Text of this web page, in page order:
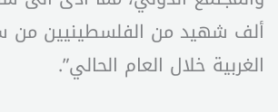
ألف شهيد من الفلسطينيين من
الغربية خلال العام الحالي”.